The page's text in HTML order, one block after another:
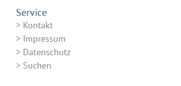
Service
Kontakt
Impressum
Datenschutz
Suchen